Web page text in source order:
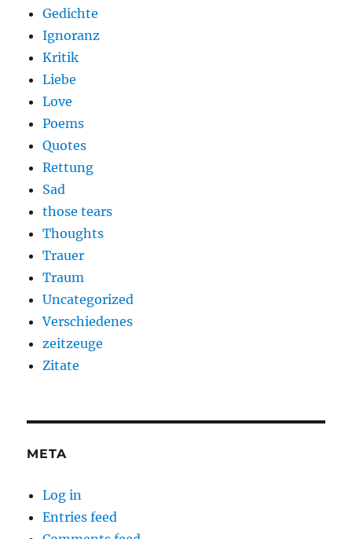
Gedichte
Ignoranz
Kritik
Liebe
Love
Poems
Quotes
Rettung
Sad
those tears
Thoughts
Trauer
Traum
Uncategorized
Verschiedenes
zeitzeuge
Zitate
META
Log in
Entries feed